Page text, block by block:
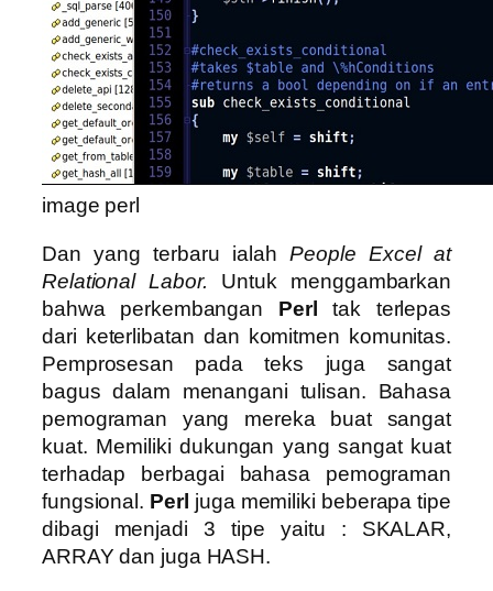
image perl
Dan yang terbaru ialahPeople Excel at
Relational Labor. Untuk menggambarkan
bahwa perkembangan Perl tak terlepas
dari keterlibatan dan komitmen komunitas.
Pemprosesan pada teks juga sangat
bagus dalam menangani tulisan. Bahasa
pemograman yang mereka buat sangat
kuat. Memiliki dukungan yang sangat kuat
terhadap berbagai bahasa pemograman
fungsional. Perl juga memiliki beberapa tipe
dibagi menjadi 3 tipe yaitu : SKALAR,
ARRAY dan juga HASH.